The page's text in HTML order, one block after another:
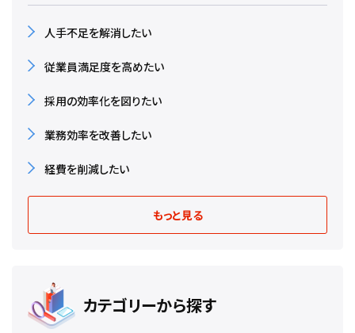
人手不足を解消したい
従業員満足度を高めたい
採用の効率化を図りたい
業務効率を改善したい
経費を削減したい
もっと見る
カテゴリーから探す